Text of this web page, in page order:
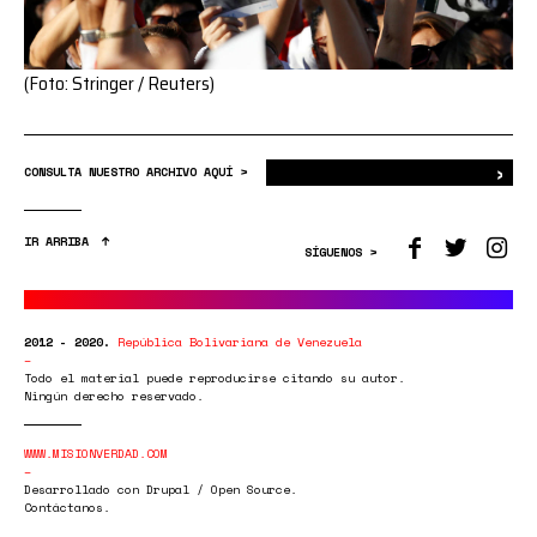
(Foto: Stringer / Reuters)
CONSULTA NUESTRO ARCHIVO AQUÍ > ›
IR ARRIBA
SÍGUENOS >
2012 - 2020. República Bolivariana de Venezuela
Todo el material puede reproducirse citando su autor.
Ningún derecho reservado.
WWW.MISIONVERDAD.COM
Desarrollado con Drupal / Open Source.
Contáctanos.